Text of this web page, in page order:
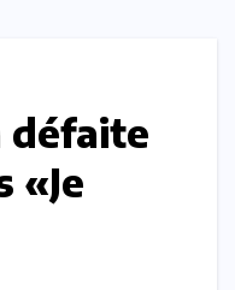
défaite
«Je